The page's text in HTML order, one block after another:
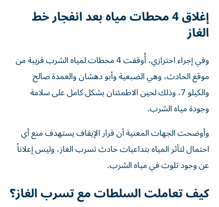
إغلاق 4 محطات مياه بعد انفجار خط
الغاز
وفي إجراء احترازي، أُوقفت 4 محطات لمياه الشرب قريبة من
موقع الحادث، وهي الضبعية وأبو دهشان والعمدة صالح
والكيلو 7، وذلك لحين الاطمئنان بشكل كامل على سلامة
وجودة مياه الشرب.
وأوضحت الجهات المعنية أن قرار الإيقاف يستهدف منع أي
احتمال لتأثر المياه بتداعيات حادث تسرب الغاز، وليس إعلاناً
عن وجود تلوث في مياه الشرب.
كيف تعاملت السلطات مع تسرب الغاز؟